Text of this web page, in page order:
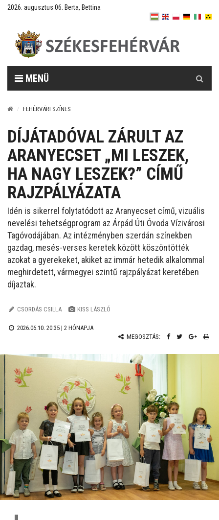
2026. augusztus 06. Berta, Bettina
MENÜ
FEHÉRVÁRI SZÍNES
DÍJÁTADÓVAL ZÁRULT AZ
ARANYECSET „MI LESZEK,
HA NAGY LESZEK?” CÍMŰ
RAJZPÁLYÁZATA
Idén is sikerrel folytatódott az Aranyecset című, vizuális
nevelési tehetségprogram az Árpád Úti Óvoda Vízivárosi
Tagóvodájában. Az intézményben szerdán színekben
gazdag, mesés-verses keretek között köszöntötték
azokat a gyerekeket, akiket az immár hetedik alkalommal
meghirdetett, vármegyei szintű rajzpályázat keretében
díjaztak.
CSORDÁS CSILLA KISS LÁSZLÓ
2026.06.10. 20:35 | 2 HÓNAPJA
MEGOSZTÁS: